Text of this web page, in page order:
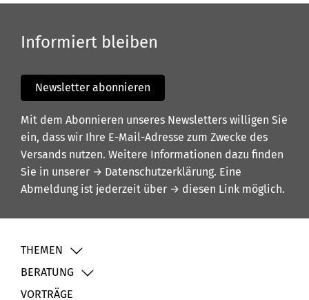
Informiert bleiben
Newsletter abonnieren
Mit dem Abonnieren unseres Newsletters willigen Sie
ein, dass wir Ihre E-Mail-Adresse zum Zwecke des
Versands nutzen. Weitere Informationen dazu finden
Sie in unserer → Datenschutzerklärung. Eine
Abmeldung ist jederzeit über → diesen Link möglich.
THEMEN
BERATUNG
VORTRÄGE